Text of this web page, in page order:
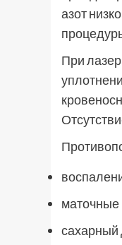
азот
При
маточные
сахарный